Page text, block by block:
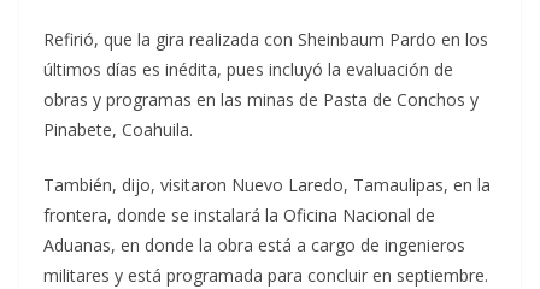
Refirió, que la gira realizada con Sheinbaum Pardo en los
últimos días es inédita, pues incluyó la evaluación de
obras y programas en las minas de Pasta de Conchos y
Pinabete, Coahuila.
También, dijo, visitaron Nuevo Laredo, Tamaulipas, en la
frontera, donde se instalará la Oficina Nacional de
Aduanas, en donde la obra está a cargo de ingenieros
militares y está programada para concluir en septiembre.